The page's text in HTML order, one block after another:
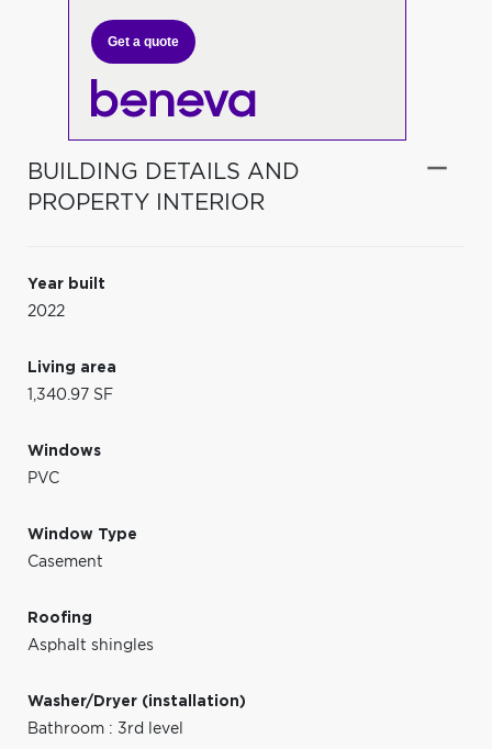
Get a quote
BUILDING DETAILS AND
PROPERTY INTERIOR
Year built
2022
Living area
1,340.97 SF
Windows
PVC
Window Type
Casement
Roofing
Asphalt shingles
Washer/Dryer (installation)
Bathroom : 3rd level